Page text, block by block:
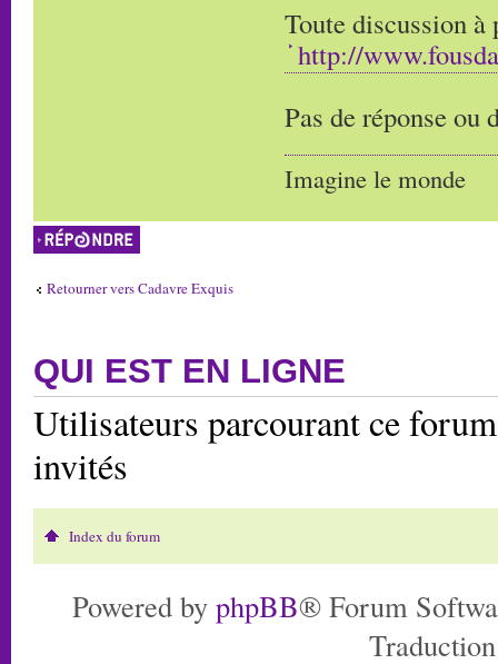
Toute discussion à
http://
Pas de réponse ou
Imagine le monde
Répondre
Retourner vers Cadavre Exquis
QUI EST EN LIGNE
Utilisateurs parcourant ce
invités
Index du forum
Powered by phpBB® Forum